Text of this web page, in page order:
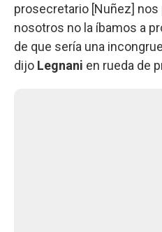
prosecretario [Nuñez]
nosotros no la íbamos a
de que sería una
dijo Legnani en rueda de